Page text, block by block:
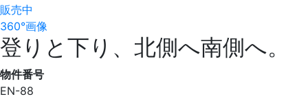
販売中
360°画像
登りと下り、北側へ南側へ。
物件番号
EN-88